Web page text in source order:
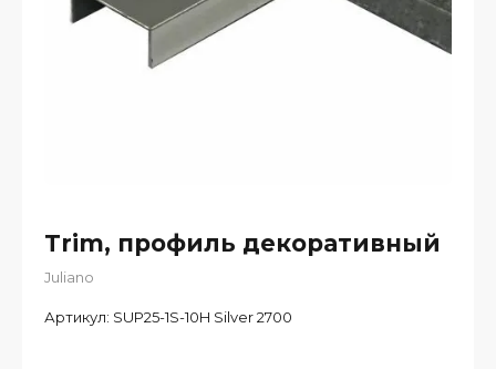
Trim, профиль декоративный
Juliano
Артикул: SUP25-1S-10H Silver 2700